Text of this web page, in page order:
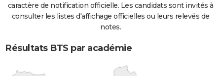
caractère de notification officielle. Les candidats sont invités à
consulter les listes d'affichage officielles ou leurs relevés de
notes.
Résultats BTS par académie